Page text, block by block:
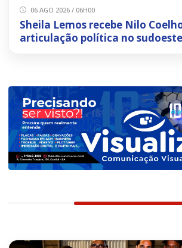
06 AGO 2026 / 06H00
Sheila Lemos recebe Nilo
articulação política no